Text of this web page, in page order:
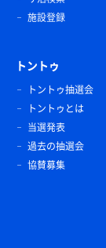
施設登録
トントゥ
トントゥ抽選会
トントゥとは
当選発表
過去の抽選会
協賛募集